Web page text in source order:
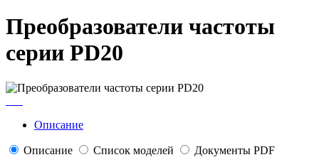
Преобразователи частоты
серии PD20
Описание
Описание Список моделей
Документы PDF